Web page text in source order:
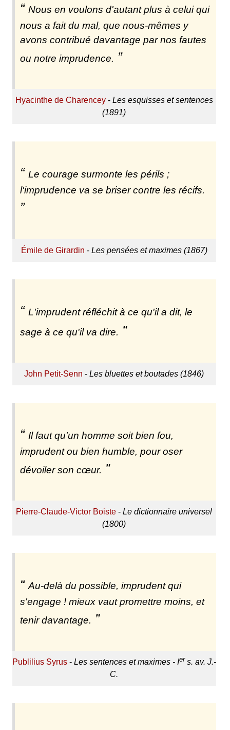
Nous en voulons d'autant plus à celui qui
nous a fait du mal, que nous-mêmes y
avons contribué davantage par nos fautes
ou notre imprudence.
Hyacinthe de Charencey- Les esquisses et sentences
(1891)
Le courage surmonte les périls ;
l'imprudence va se briser contre les récifs.
Émile de Girardin - Les pensées et maximes (1867)
L'imprudent réfléchit à ce qu'il a dit, le
sage à ce qu'il va dire.
John Petit-Senn -Les bluettes et boutades (1846)
Il faut qu'un homme soit bien fou,
imprudent ou bien humble, pour oser
dévoiler son cœur.
Pierre-Claude-Victor Boiste -Le dictionnaire universel
(1800)
Au-delà du possible, imprudent qui
s'engage ! mieux vaut promettre moins, et
tenir davantage.
Publilius Syrus- Les sentences et maximes - Iers. av. J.-
C.